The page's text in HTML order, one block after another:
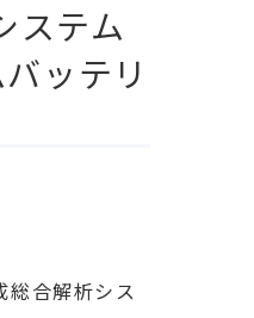
ステム
ッテリ
総合解析シス